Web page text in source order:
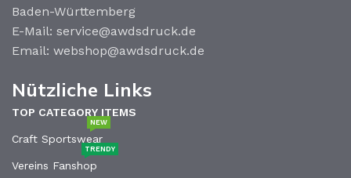
Baden-Württemberg
E-Mail: service@awdsdruck.de
Email: webshop@awdsdruck.de
Nützliche Links
TOP CATEGORY ITEMS
Craft Sportswear
NEW
Vereins Fanshop
TRENDY